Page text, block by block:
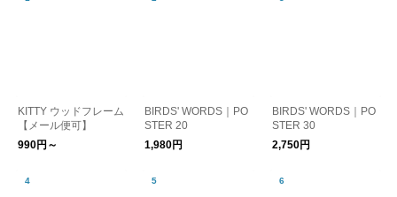
KITTY ウッドフレーム
【メール便可】
990円～
BIRDS' WORDS｜PO
STER 20
1,980円
BIRDS' WORDS｜PO
STER 30
2,750円